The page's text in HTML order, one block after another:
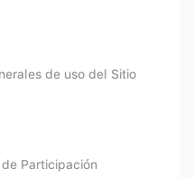
de uso del Sitio
Participación